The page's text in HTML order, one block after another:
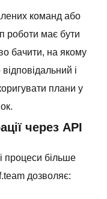
команд або
роботи має бути
бачити, на якому
і
плани у
через API
процеси більше
дозволяє: